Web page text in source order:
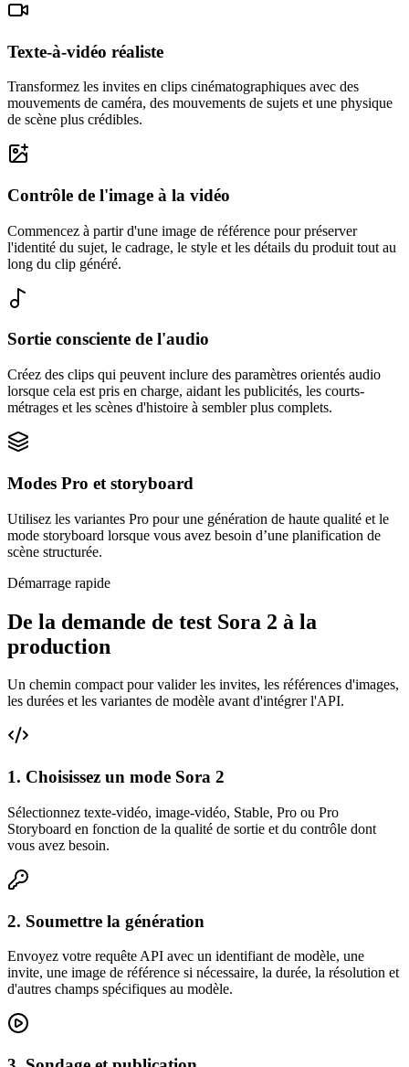
Texte-à-vidéo réaliste
Transformez les invites en clips cinématographiques avec des
mouvements de caméra, des mouvements de sujets et une physique
de scène plus crédibles.
Contrôle de l'image à la vidéo
Commencez à partir d'une image de référence pour préserver
l'identité du sujet, le cadrage, le style et les détails du produit tout au
long du clip généré.
Sortie consciente de l'audio
Créez des clips qui peuvent inclure des paramètres orientés audio
lorsque cela est pris en charge, aidant les publicités, les courts-
métrages et les scènes d'histoire à sembler plus complets.
Modes Pro et storyboard
Utilisez les variantes Pro pour une génération de haute qualité et le
mode storyboard lorsque vous avez besoin d’une planification de
scène structurée.
Démarrage rapide
De la demande de test Sora 2 à la
production
Un chemin compact pour valider les invites, les références d'images,
les durées et les variantes de modèle avant d'intégrer l'API.
1. Choisissez un mode Sora 2
Sélectionnez texte-vidéo, image-vidéo, Stable, Pro ou Pro
Storyboard en fonction de la qualité de sortie et du contrôle dont
vous avez besoin.
2. Soumettre la génération
Envoyez votre requête API avec un identifiant de modèle, une
invite, une image de référence si nécessaire, la durée, la résolution et
d'autres champs spécifiques au modèle.